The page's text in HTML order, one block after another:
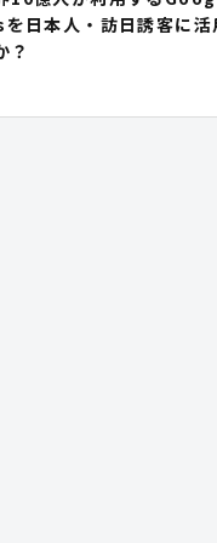
日本人・訪日誘客に活
？